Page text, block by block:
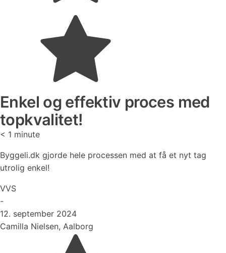
Enkel og effektiv proces med
topkvalitet!
< 1 minute
Byggeli.dk gjorde hele processen med at få et nyt tag
utrolig enkel!
VVS
-
12. september 2024
Camilla Nielsen, Aalborg